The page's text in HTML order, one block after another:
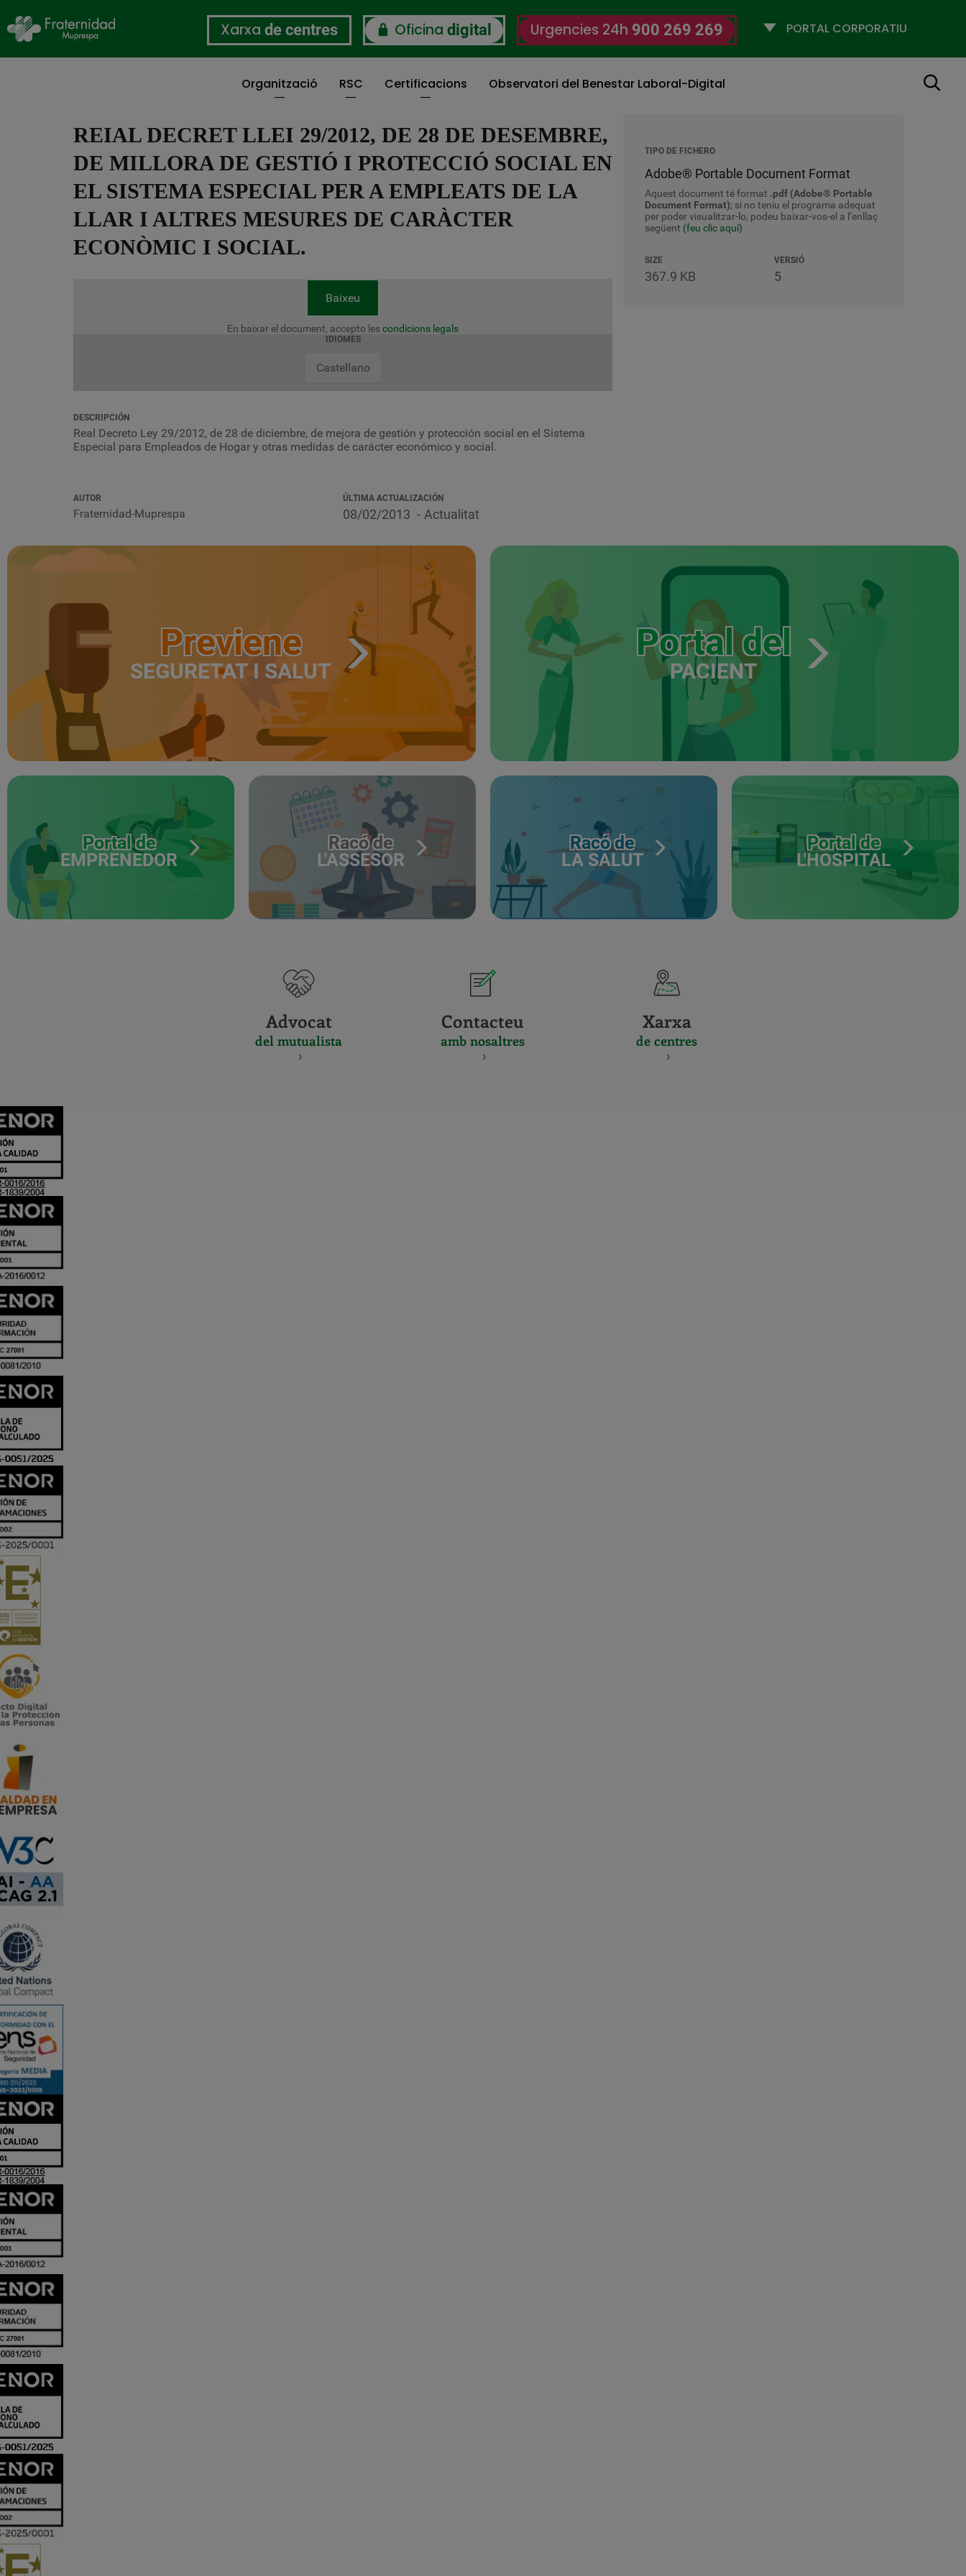
Xarxa de centres Oficina digital Urgencies 24h 900 269 269
Selecciona
Organització RSC Certificacions Observatori del Benestar Laboral-Digital Cerca
REIAL DECRET LLEI 29/2012, DE 28 DE DESEMBRE,
DE MILLORA DE GESTIÓ I PROTECCIÓ SOCIAL EN
EL SISTEMA ESPECIAL PER A EMPLEATS DE LA
LLAR I ALTRES MESURES DE CARÀCTER
ECONÒMIC I SOCIAL.
Baixeu
En baixar el document, accepto lescondicions legals
IDIOMES
Castellano
DESCRIPCIÓN
Real Decreto Ley 29/2012, de 28 de diciembre, de mejora de gestión y protección social en el Sistema
Especial para Empleados de Hogar y otras medidas de carácter económico y social.
AUTOR
Fraternidad-Muprespa
ÚLTIMA ACTUALIZACIÓN
08/02/2013 Actualitat
TIPO DE FICHERO
Adobe® Portable Document Format
Aquest document té format .pdf (Adobe® Portable
Document Format); si no teniu el programa adequat
per poder visualitzar-lo, podeu baixar-vos-el a l’enllaç
següent (feu clic aquí)
SIZE
367.9 KB
VERSIÓ
5
Previene
SEGURETAT I SALUT
Portal del
PACIENT
Portal de
EMPRENEDOR
Racó de
L'ASSESOR
Racó de
LA SALUT
Portal de
L'HOSPITAL
Advocat
del mutualista
Contacteu
amb nosaltres
Xarxa
de centres